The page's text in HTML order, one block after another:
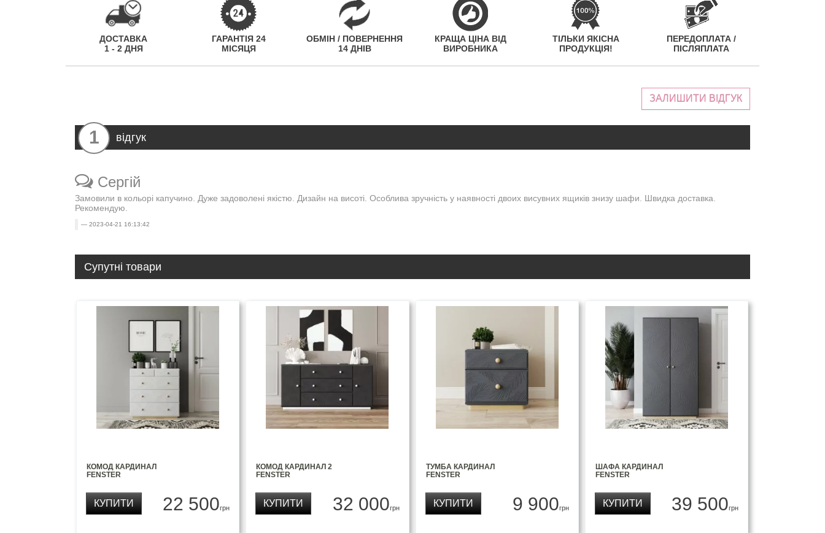
ДОСТАВКА
1 - 2 ДНЯ
ГАРАНТІЯ 24
МІСЯЦЯ
ОБМІН / ПОВЕРНЕННЯ
14 ДНІВ
КРАЩА ЦІНА ВІД
ВИРОБНИКА
ТІЛЬКИ ЯКІСНА
ПРОДУКЦІЯ!
ПЕРЕДОПЛАТА /
ПІСЛЯПЛАТА
ЗАЛИШИТИ ВІДГУК
1 відгук
Сергій
Замовили в кольорі капучино. Дуже задоволені якістю. Дизайн на висоті. Особлива зручність у наявності двоих висувних ящиків знизу шафи. Швидка доставка.
Рекомендую.
2023-04-21 16:13:42
Супутні товари
КОМОД КАРДИНАЛ
FENSTER
22 500грн
КУПИТИ
КОМОД КАРДИНАЛ 2
FENSTER
32 000грн
КУПИТИ
ТУМБА КАРДИНАЛ
FENSTER
9 900грн
КУПИТИ
ШАФА КАРДИНАЛ
FENSTER
39 500грн
КУПИТИ